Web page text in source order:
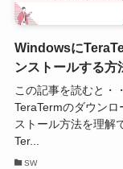
Windowsに
ンストールする方
この記事を読むと・
TeraTermのダウンロ
ストール方法を理解
Ter...
SW